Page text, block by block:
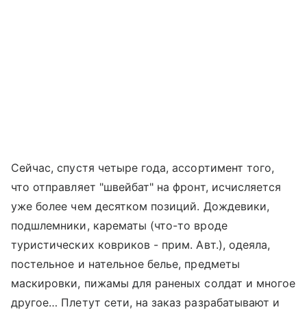
Сейчас, спустя четыре года, ассортимент того,
что отправляет "швейбат" на фронт, исчисляется
уже более чем десятком позиций. Дождевики,
подшлемники, карематы (что-то вроде
туристических ковриков - прим. Авт.), одеяла,
постельное и нательное белье, предметы
маскировки, пижамы для раненых солдат и многое
другое… Плетут сети, на заказ разрабатывают и